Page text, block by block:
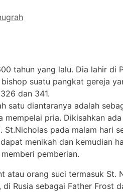
tahun yang lalu. Dia lahir
suatu pangkat gereja
dan 341.
satu diantaranya adalah
pria. Dikisahkan
pada malam hari
menikah dan kemudian
pemberian.
atau orang suci termasuk
Rusia sebagai Father Frost